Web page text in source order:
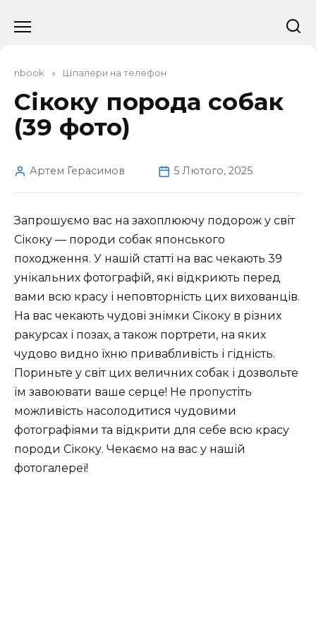
до
nbook » Шпалери на телефон
Сікоку порода собак
(39 фото)
Артем Герасимов 5 Лютого, 2025
Запрошуємо вас на захоплюючу подорож у світ
Сікоку — породи собак японського
походження. У нашій статті на вас чекають 39
унікальних фотографій, які відкриють перед
вами всю красу і неповторність цих вихованців.
На вас чекають чудові знімки Сікоку в різних
ракурсах і позах, а також портрети, на яких
чудово видно їхню привабливість і гідність.
Пориньте у світ цих величних собак і дозвольте
їм завоювати ваше серце! Не пропустіть
можливість насолодитися чудовими
фотографіями та відкрити для себе всю красу
породи Сікоку. Чекаємо на вас у нашій
фотогалереї!